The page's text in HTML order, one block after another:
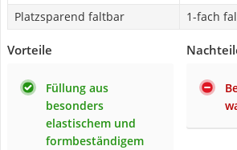
Platzsparend faltbar 1-fach
Vorteile
Füllung aus
besonders
elastischem und
formbeständigem